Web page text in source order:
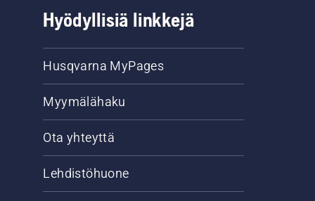
Hyödyllisiä linkkejä
Husqvarna MyPages
Myymälähaku
Ota yhteyttä
Lehdistöhuone